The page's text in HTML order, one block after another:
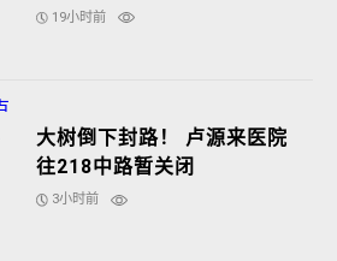
华裔生比例续飙升
19小时前
大树倒下封路！ 卢源来医院
往218中路暂关闭
3小时前